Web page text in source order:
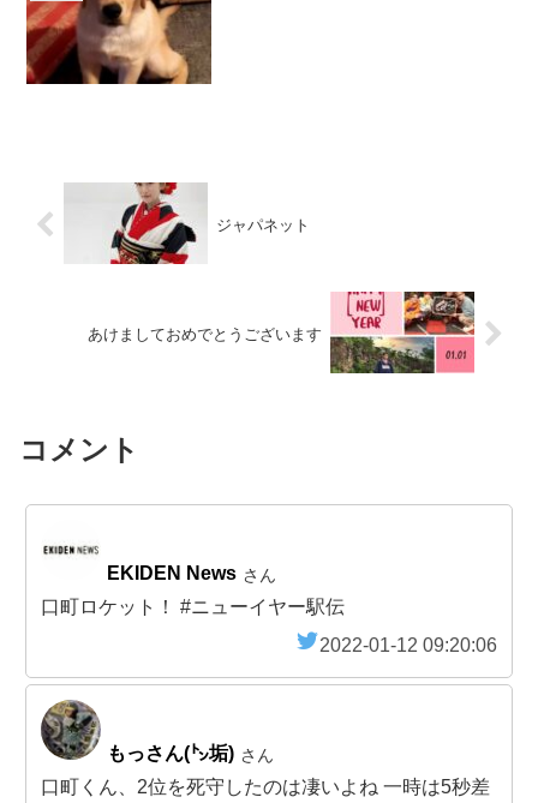
ジャパネット
あけましておめでとうございます
コメント
EKIDEN News さん
口町ロケット！ #ニューイヤー駅伝
2022-01-12 09:20:06
もっさん(㌧垢) さん
口町くん、2位を死守したのは凄いよね 一時は5秒差